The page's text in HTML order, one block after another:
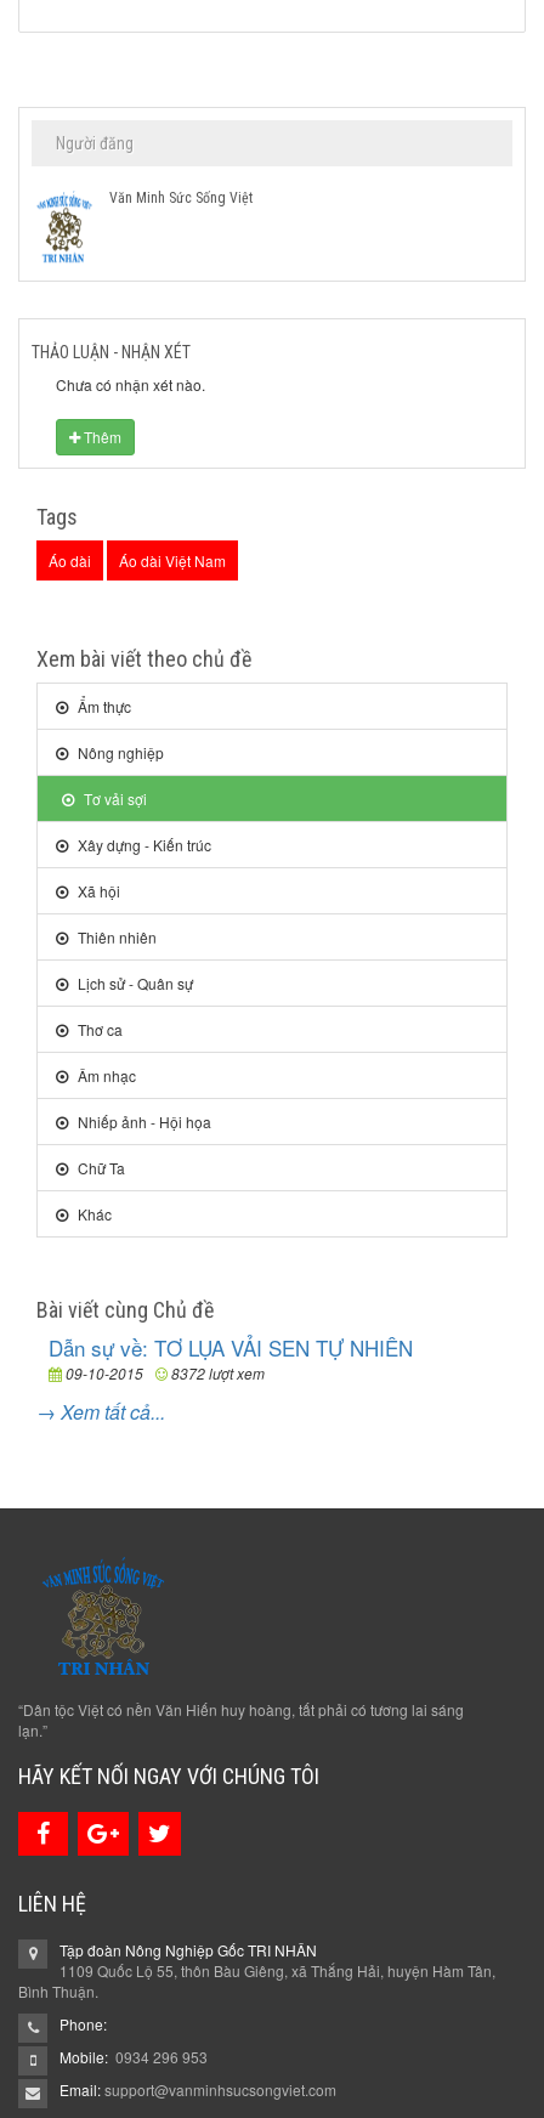
Người đăng
Văn Minh Sức Sống Việt
THẢO LUẬN - NHẬN XÉT
Chưa có nhận xét nào.
Thêm
Tags
Áo dài Áo dài Việt Nam
Xem bài viết theo chủ đề
Ẩm thực
Nông nghiệp
Tơ vải sợi
Xây dựng - Kiến trúc
Xã hội
Thiên nhiên
Lịch sử - Quân sự
Thơ ca
Âm nhạc
Nhiếp ảnh - Hội họa
Chữ Ta
Khác
Bài viết cùng Chủ đề
Dẫn sự về: TƠ LỤA VẢI SEN TỰ NHIÊN
09-10-2015 8372 lượt xem
→ Xem tất cả...
“Dân tộc Việt có nền Văn Hiến huy hoàng, tất phải có tương lai sáng
lạn.”
HÃY KẾT NỐI NGAY VỚI CHÚNG TÔI
LIÊN HỆ
Tập đoàn Nông Nghiệp Gốc TRI NHÂN
1109 Quốc Lộ 55, thôn Bàu Giêng, xã Thắng Hải, huyện Hàm Tân,
Bình Thuận.
Phone:
Mobile: 0934 296 953
Email:support@vanminhsucsongviet.com